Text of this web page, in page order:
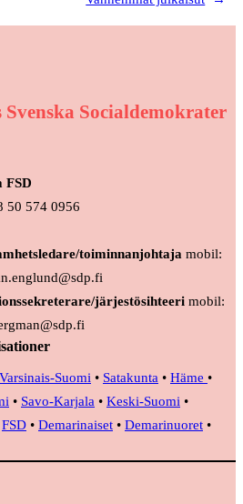
Svenska Socialdemokrater
FSD
50 574 0956
toiminnanjohtaja mobil:
järjestösihteeri mobil:
Varsinais-Suomi • Satakunta • Häme •
• Savo-Karjala • Keski-Suomi •
FSD • Demarinaiset • Demarinuoret •